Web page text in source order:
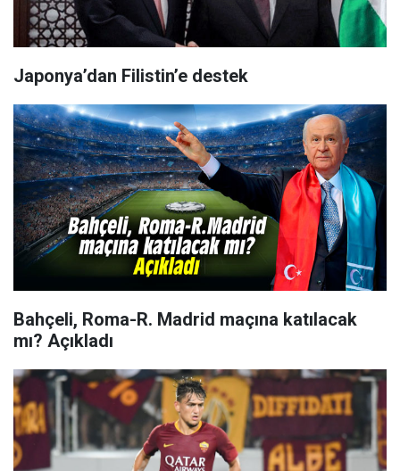
Japonya’dan Filistin’e destek
Bahçeli, Roma-R. Madrid maçına katılacak
mı? Açıkladı